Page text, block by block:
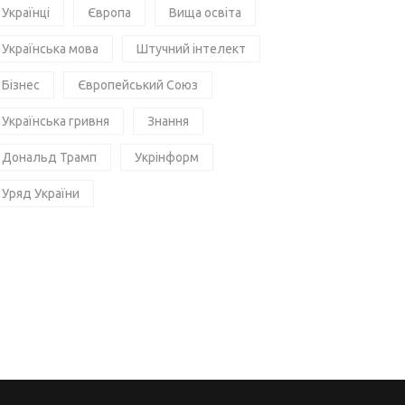
Українці Європа Вища освіта
Українська мова Штучний інтелект
Бізнес Європейський Союз
Українська гривня Знання
Дональд Трамп Укрінформ
Уряд України